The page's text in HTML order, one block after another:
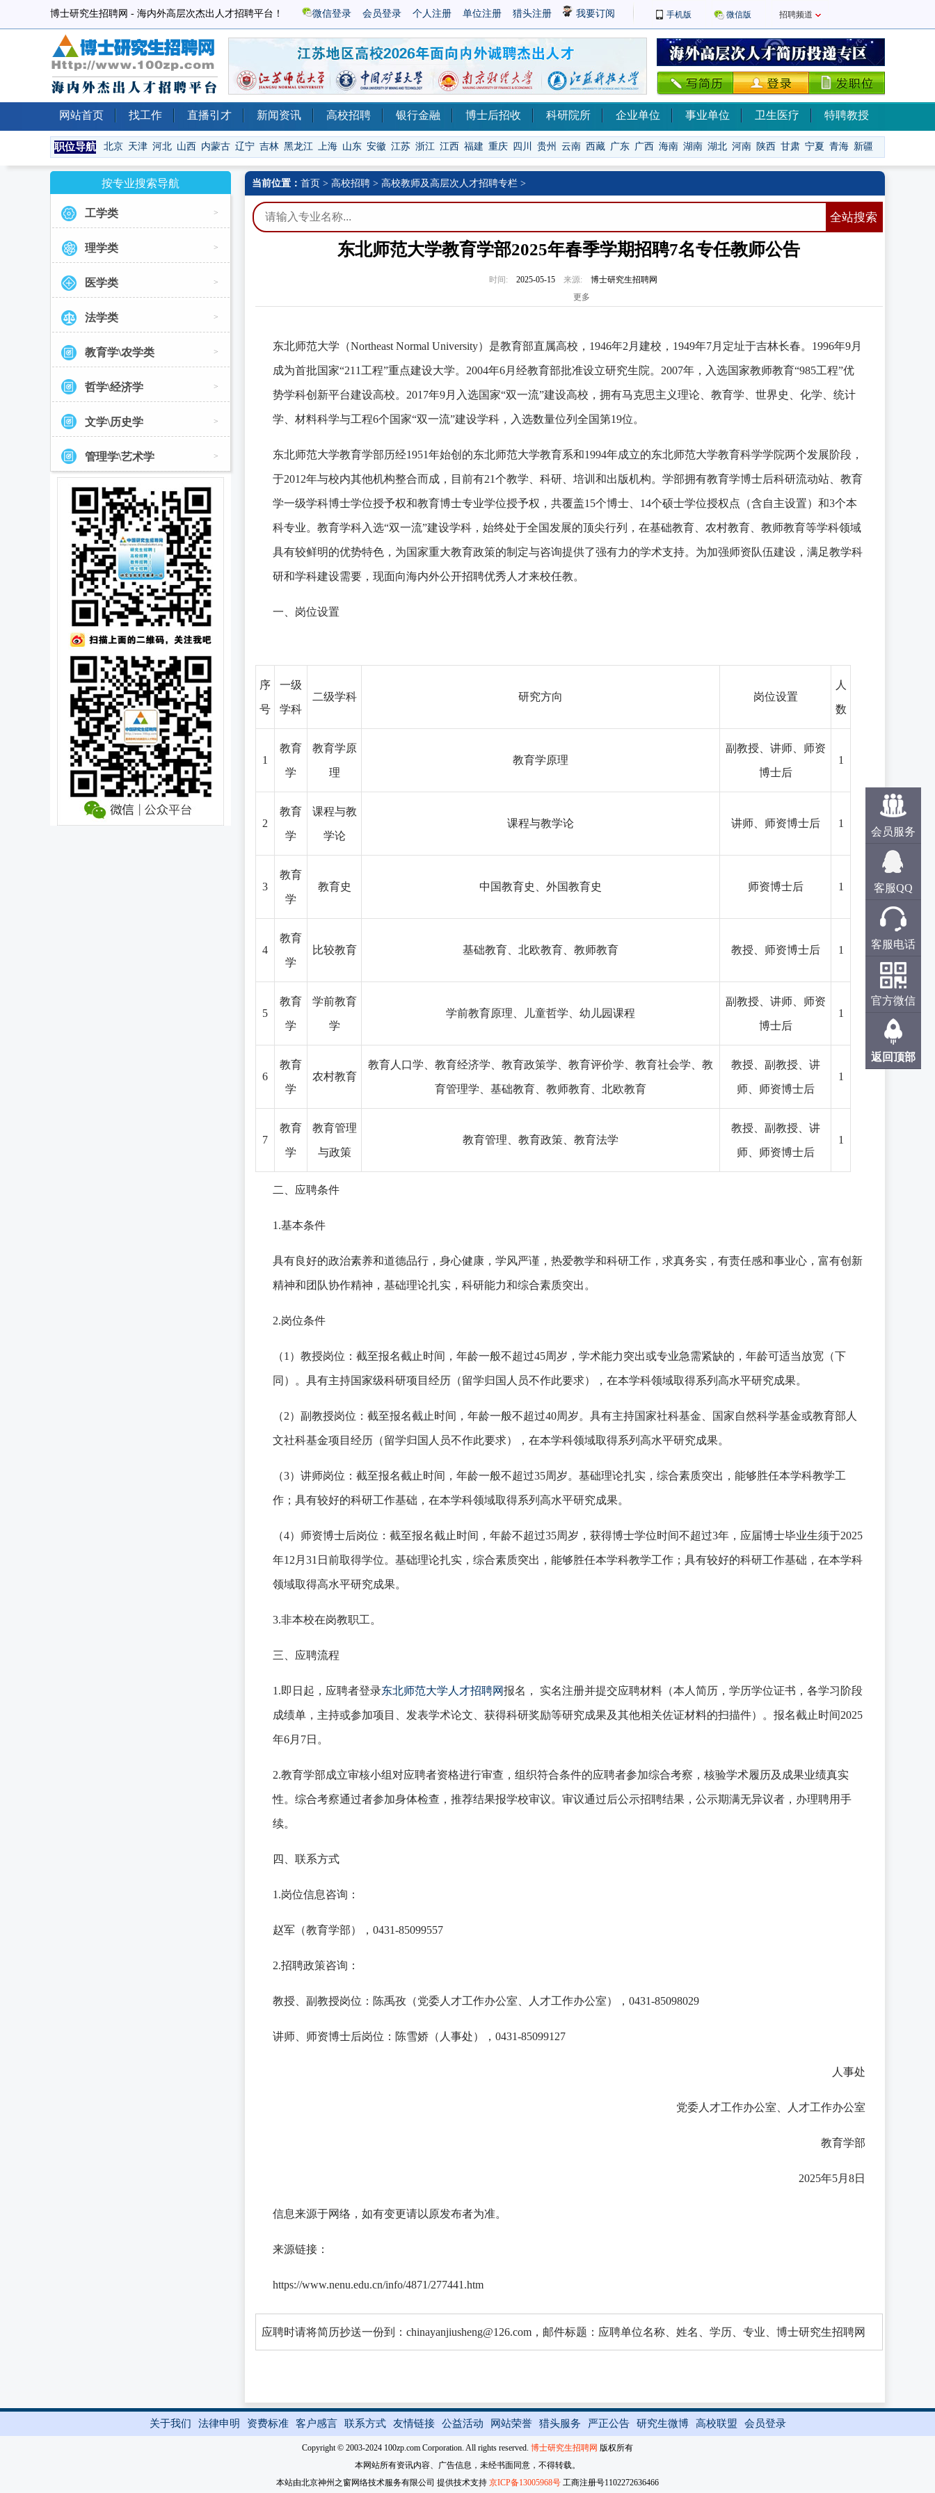
博士研究生招聘网 - 海内外高层次杰出人才招聘平台！ 微信登录 会员登录 个人注册 单位注册 猎头注册 我要订阅 手机版 微信版 招聘频道
网站首页 找工作 直播引才 新闻资讯 高校招聘 银行金融 博士后招收 科研院所 企业单位 事业单位 卫生医疗 特聘教授
职位导航 北京 天津 河北 山西 内蒙古 辽宁 吉林 黑龙江 上海 山东 安徽 江苏 浙江 江西 福建 重庆 四川 贵州 云南 西藏 广东 广西 海南 湖南 湖北 河南 陕西 甘肃 宁夏 青海 新疆
按专业搜索导航
工学类 >
理学类 >
医学类 >
法学类 >
教育学\农学类 >
哲学\经济学 >
文学\历史学 >
管理学\艺术学 >
当前位置： 首页 > 高校招聘 > 高校教师及高层次人才招聘专栏 >
全站搜索
东北师范大学教育学部2025年春季学期招聘7名专任教师公告
时间: 2025-05-15 来源:
博士研究生招聘网
更多
东北师范大学（Northeast Normal University）是教育部直属高校，1946年2月建校，1949年7月定址于吉林长春。1996年9月
成为首批国家“211工程”重点建设大学。2004年6月经教育部批准设立研究生院。2007年，入选国家教师教育“985工程”优
势学科创新平台建设高校。2017年9月入选国家“双一流”建设高校，拥有马克思主义理论、教育学、世界史、化学、统计
学、材料科学与工程6个国家“双一流”建设学科，入选数量位列全国第19位。
东北师范大学教育学部历经1951年始创的东北师范大学教育系和1994年成立的东北师范大学教育科学学院两个发展阶段，
于2012年与校内其他机构整合而成，目前有21个教学、科研、培训和出版机构。学部拥有教育学博士后科研流动站、教育
学一级学科博士学位授予权和教育博士专业学位授予权，共覆盖15个博士、14个硕士学位授权点（含自主设置）和3个本
科专业。教育学科入选“双一流”建设学科，始终处于全国发展的顶尖行列，在基础教育、农村教育、教师教育等学科领域
具有较鲜明的优势特色，为国家重大教育政策的制定与咨询提供了强有力的学术支持。为加强师资队伍建设，满足教学科
研和学科建设需要，现面向海内外公开招聘优秀人才来校任教。
一、岗位设置
序
号
一级
学科
二级学科 研究方向 岗位设置
人
数
1
教育
学
教育学原
理
教育学原理
副教授、讲师、 师资
博士后
1
2
教育
学
课程与教
学论
课程与教学论 讲师、 师资博士后 1
3
教育
学
教育史 中国教育史、外国教育史 师资博士后 1
4
教育
学
比较教育 基础教育、北欧教育、教师教育 教授、 师资博士后 1
5
教育
学
学前教育
学
学前教育原理、儿童哲学、幼儿园课程
副教授、讲师、 师资
博士后
1
6
教育
学
农村教育
教育人口学、教育经济学、教育政策学、教育评价学、教育社会学、教
育管理学、基础教育、教师教育、北欧教育
教授、副教授、讲
师、 师资博士后
1
7
教育
学
教育管理
与政策
教育管理、教育政策、教育法学
教授、副教授、讲
师、 师资博士后
1
二、应聘条件
1.基本条件
具有良好的政治素养和道德品行，身心健康，学风严谨，热爱教学和科研工作，求真务实，有责任感和事业心，富有创新
精神和团队协作精神，基础理论扎实，科研能力和综合素质突出。
2.岗位条件
（1）教授岗位：截至报名截止时间，年龄一般不超过45周岁，学术能力突出或专业急需紧缺的，年龄可适当放宽（下
同）。具有主持国家级科研项目经历（留学归国人员不作此要求），在本学科领域取得系列高水平研究成果。
（2）副教授岗位：截至报名截止时间，年龄一般不超过40周岁。具有主持国家社科基金、国家自然科学基金或教育部人
文社科基金项目经历（留学归国人员不作此要求），在本学科领域取得系列高水平研究成果。
（3）讲师岗位：截至报名截止时间，年龄一般不超过35周岁。基础理论扎实，综合素质突出，能够胜任本学科教学工
作；具有较好的科研工作基础，在本学科领域取得系列高水平研究成果。
（4） 师资博士后岗位：截至报名截止时间，年龄不超过35周岁，获得博士学位时间不超过3年， 应届博士毕业生须于2025
年12月31日前取得学位。基础理论扎实，综合素质突出，能够胜任本学科教学工作；具有较好的科研工作基础，在本学科
领域取得高水平研究成果。
3.非本校在岗教职工。
三、应聘流程
1.即日起，应聘者登录东北师范大学人才招聘网报名， 实名注册并提交应聘材料（本人简历，学历学位证书，各学习阶段
成绩单，主持或参加项目、发表学术论文、获得科研奖励等研究成果及其他相关佐证材料的扫描件）。报名截止时间2025
年6月7日 。
2.教育学部成立审核小组对应聘者资格进行审查，组织符合条件的应聘者参加综合考察，核验学术履历及成果业绩真实
性。综合考察通过者参加身体检查，推荐结果报学校审议。审议通过后公示招聘结果，公示期满无异议者，办理聘用手
续。
四、联系方式
1.岗位信息咨询：
赵军（教育学部），0431-85099557
2.招聘政策咨询：
教授、副教授岗位：陈禹孜（党委人才工作办公室、人才工作办公室），0431-85098029
讲师、 师资博士后岗位：陈雪娇（人事处），0431-85099127
人事处
党委人才工作办公室、人才工作办公室
教育学部
2025年5月8日
信息来源于网络，如有变更请以原发布者为准。
来源链接：
https://www.nenu.edu.cn/info/4871/277441.htm
应聘时请将简历抄送一份到：chinayanjiusheng@126.com，邮件标题：应聘单位名称、姓名、学历、专业、博士研究生招聘网
关于我们 法律申明 资费标准 客户感言 联系方式 友情链接 公益活动 网站荣誉 猎头服务 严正公告 研究生微博 高校联盟 会员登录
Copyright © 2003-2024 100zp.com Corporation. All rights reserved. 博士研究生招聘网 版权所有
本网站所有资讯内容、广告信息，未经书面同意，不得转载。
本站由北京神州之窗网络技术服务有限公司 提供技术支持 京ICP备13005968号 工商注册号1102272636466
会员服务
客服QQ
客服电话
官方微信
返回顶部